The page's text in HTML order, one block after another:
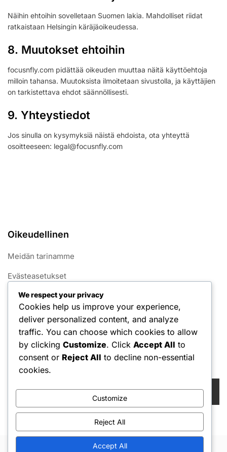
Näihin ehtoihin sovelletaan Suomen lakia. Mahdolliset riidat
ratkaistaan Helsingin käräjäoikeudessa.
8. Muutokset ehtoihin
focusnfly.com pidättää oikeuden muuttaa näitä käyttöehtoja
milloin tahansa. Muutoksista ilmoitetaan sivustolla, ja käyttäjien
on tarkistettava ehdot säännöllisesti.
9. Yhteystiedot
Jos sinulla on kysymyksiä näistä ehdoista, ota yhteyttä
osoitteeseen: legal@focusnfly.com
Oikeudellinen
Meidän tarinamme
Evästeasetukset
Käyttöehdot
Tietosuojapolitiikka
Ota yhteys
Haku
We respect your privacy
Cookies help us improve your experience,
deliver personalized content, and analyze
traffic. You can choose which cookies to allow
by clicking Customize. Click Accept All to
consent or Reject All to decline non-essential
cookies.
Customize
Reject All
Accept All